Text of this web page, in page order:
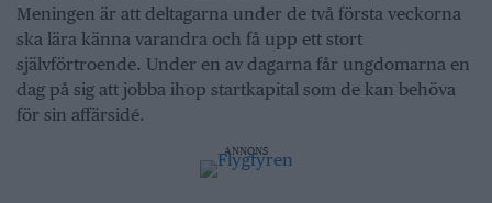
Meningen är att deltagarna under de två första veckorna
ska lära känna varandra och få upp ett stort
självförtroende. Under en av dagarna får ungdomarna en
dag på sig att jobba ihop startkapital som de kan behöva
för sin affärsidé.
ANNONS